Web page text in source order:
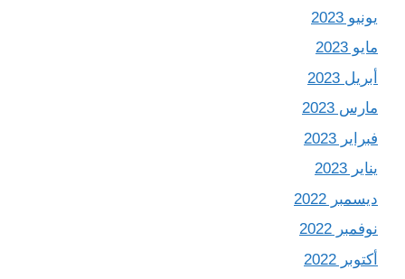
يونيو 2023
مايو 2023
أبريل 2023
مارس 2023
فبراير 2023
يناير 2023
ديسمبر 2022
نوفمبر 2022
أكتوبر 2022